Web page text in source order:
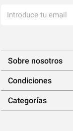
Sobre nosotros
Condiciones
Categorías